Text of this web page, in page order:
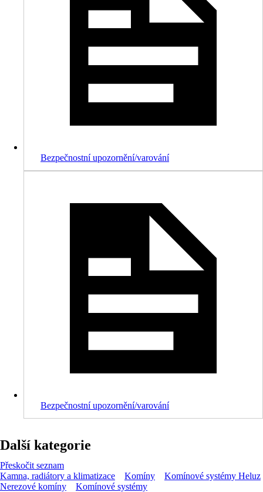
Bezpečnostní upozornění/varování
Bezpečnostní upozornění/varování
Další kategorie
Přeskočit seznam
Kamna, radiátory a klimatizace
Komíny
Komínové systémy Heluz
Nerezové komíny
Komínové systémy